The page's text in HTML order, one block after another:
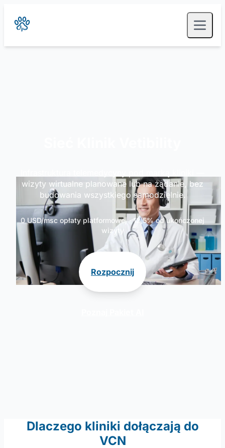
wizyty wirtualne planowane lub na żądanie, bez
budowania wszystkiego samodzielnie.
0 USD/msc opłaty platformowej · 12,5% od ukończonej
wizyty
Rozpocznij
Dlaczego kliniki dołączają do
VCN